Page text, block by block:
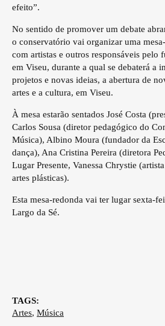
efeito”.
No sentido de promover um debate
o conservatório vai organizar uma
com artistas e outros responsáveis pelo
em Viseu, durante a qual se debaterá a
projetos e novas ideias, a abertura de
artes e a cultura, em Viseu.
À mesa estarão sentados Jo­sé Costa
Carlos Sousa (diretor pedagógico do
Música), Albino Mou­ra (fundador da
dança), Ana Cristina Pereira (diretora
Lugar Presente, Vanessa Chrystie
artes plásticas).
Esta mesa-redonda vai ter lugar sexta-
Largo da Sé.
TAGS:
Artes, Música